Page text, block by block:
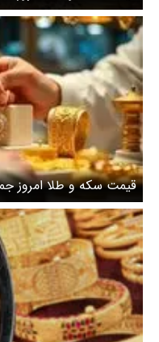
امروز چند؟ + جدول
عیار امروز چند؟+ جدول